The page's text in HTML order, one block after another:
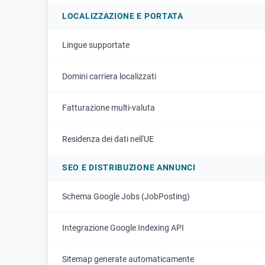
LOCALIZZAZIONE E PORTATA
Lingue supportate
Domini carriera localizzati
Fatturazione multi-valuta
Residenza dei dati nell'UE
SEO E DISTRIBUZIONE ANNUNCI
Schema Google Jobs (JobPosting)
Integrazione Google Indexing API
Sitemap generate automaticamente